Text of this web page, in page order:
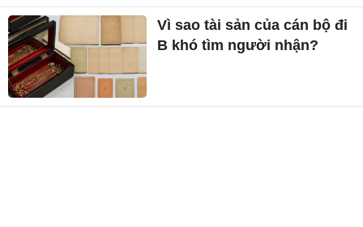
Vì sao tài sản của cán bộ đi
B khó tìm người nhận?